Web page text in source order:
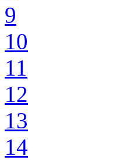
9
10
11
12
13
14